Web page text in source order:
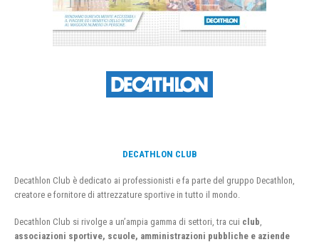
DECATHLON CLUB
Decathlon Club è dedicato ai professionisti e fa parte del gruppo Decathlon,
creatore e fornitore di attrezzature sportive in tutto il mondo.
Decathlon Club si rivolge a un’ampia gamma di settori, tra cui club
associazioni sportive, scuole, amministrazioni pubbliche e aziende